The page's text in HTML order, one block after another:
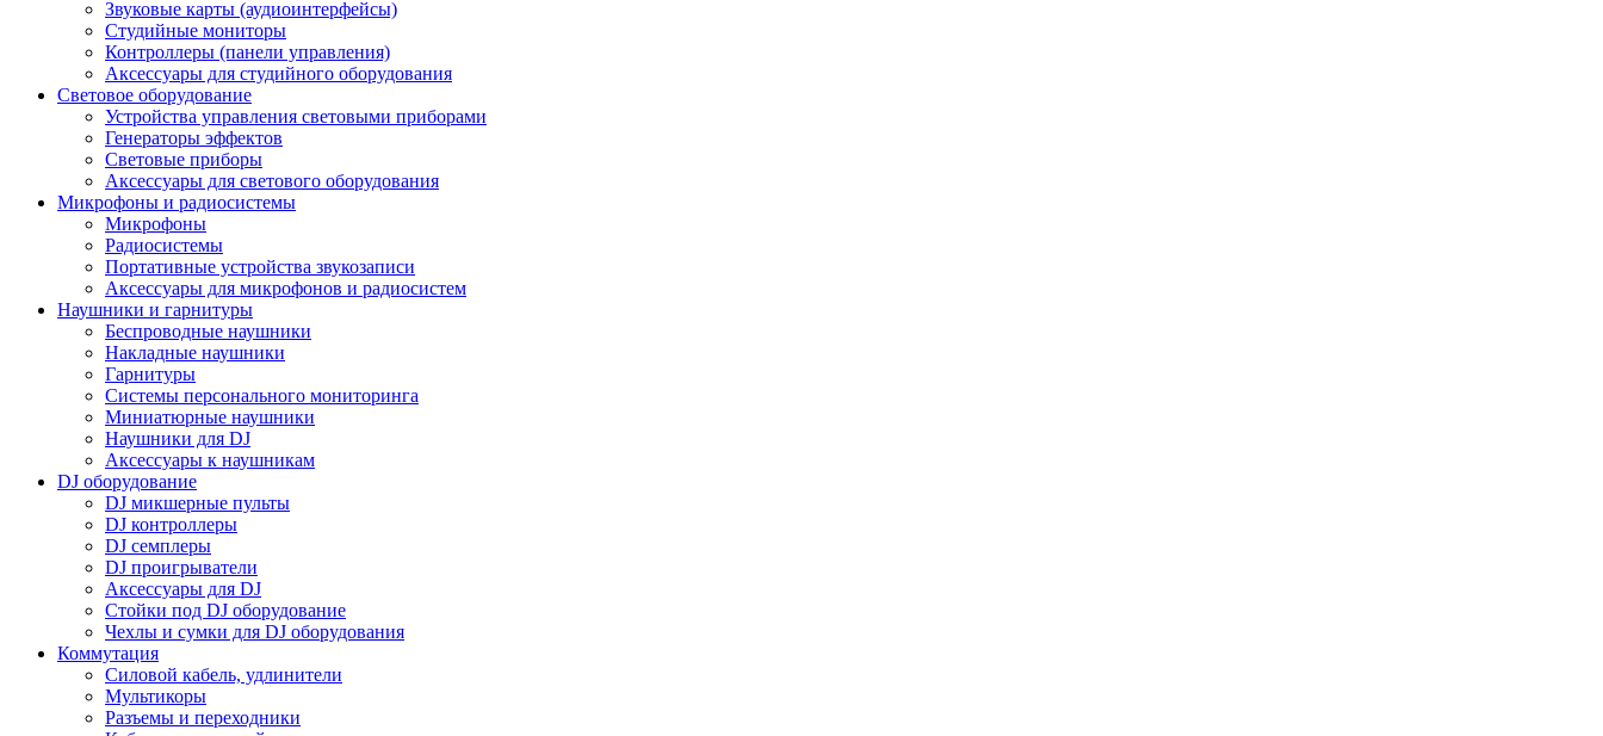
Звуковые карты (аудиоинтерфейсы)
Студийные мониторы
Контроллеры (панели управления)
Аксессуары для студийного оборудования
Световое оборудование
Устройства управления световыми приборами
Генераторы эффектов
Световые приборы
Аксессуары для светового оборудования
Микрофоны и радиосистемы
Микрофоны
Радиосистемы
Портативные устройства звукозаписи
Аксессуары для микрофонов и радиосистем
Наушники и гарнитуры
Беспроводные наушники
Накладные наушники
Гарнитуры
Системы персонального мониторинга
Миниатюрные наушники
Наушники для DJ
Аксессуары к наушникам
DJ оборудование
DJ микшерные пульты
DJ контроллеры
DJ семплеры
DJ проигрыватели
Аксессуары для DJ
Стойки под DJ оборудование
Чехлы и сумки для DJ оборудования
Коммутация
Силовой кабель, удлинители
Мультикоры
Разъемы и переходники